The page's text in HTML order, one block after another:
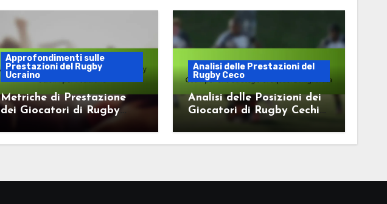
Approfondimenti sulle
Prestazioni del Rugby
Ucraino
Metriche di Prestazione
dei Giocatori di Rugby
Analisi delle Prestazioni del
Rugby Ceco
Analisi delle Posizioni dei
Giocatori di Rugby Cechi
Squadra Migliorata